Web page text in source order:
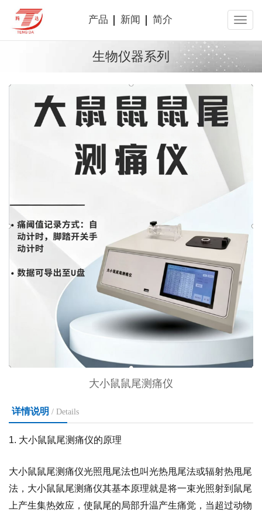
产品 新闻 简介
生物仪器系列
大小鼠鼠尾测痛仪
详情说明 / Details
1. 大小鼠鼠尾测痛仪的原理
大小鼠鼠尾测痛仪光照甩尾法也叫光热甩尾法或辐射热甩尾
法，大小鼠鼠尾测痛仪其基本原理就是将一束光照射到鼠尾
上产生集热效应，使鼠尾的局部升温产生痛觉，当超过动物